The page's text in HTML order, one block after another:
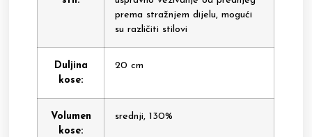
prema stražnjem dijelu, mogući
su različiti stilovi
Duljina
kose:
20 cm
Volumen
kose:
srednji, 130%